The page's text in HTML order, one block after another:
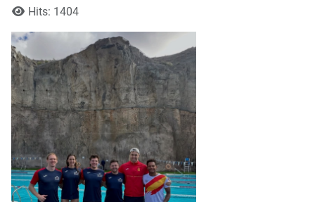
Hits: 1404